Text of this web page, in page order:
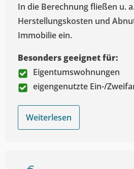
In die Berechnung fließen u.
Herstellungskosten und
Immobilie ein.
Besonders geeignet für:
Eigentumswohnungen
eigengenutzte Ein-/
Weiterlesen